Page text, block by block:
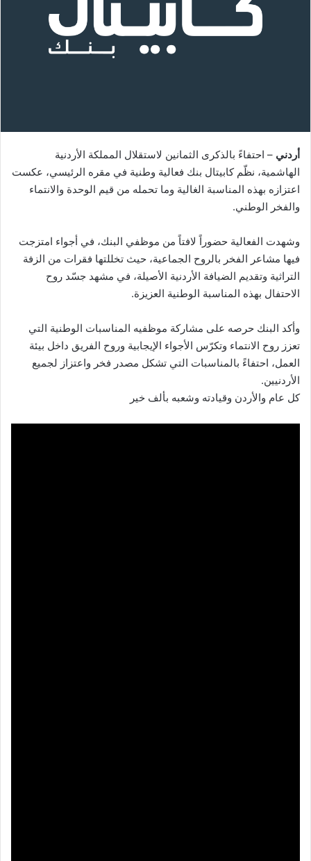
أردني – احتفاءً بالذكرى الثمانين لاستقلال المملكة الأردنية
الهاشمية، نظّم كابيتال بنك فعالية وطنية في مقره الرئيسي، عكست
اعتزازه بهذه المناسبة الغالية وما تحمله من قيم الوحدة والانتماء
والفخر الوطني.
وشهدت الفعالية حضوراً لافتاً من موظفي البنك، في أجواء امتزجت
فيها مشاعر الفخر بالروح الجماعية، حيث تخللتها فقرات من الزفة
التراثية وتقديم الضيافة الأردنية الأصيلة، في مشهد جسّد روح
الاحتفال بهذه المناسبة الوطنية العزيزة.
وأكد البنك حرصه على مشاركة موظفيه المناسبات الوطنية التي
تعزز روح الانتماء وتكرّس الأجواء الإيجابية وروح الفريق داخل بيئة
العمل، احتفاءً بالمناسبات التي تشكل مصدر فخر واعتزاز لجميع
الأردنيين.
كل عام والأردن وقيادته وشعبه بألف خير